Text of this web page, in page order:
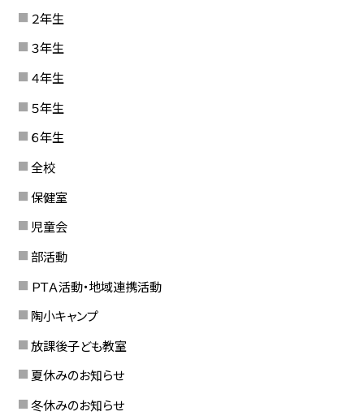
２年生
３年生
４年生
５年生
６年生
全校
保健室
児童会
部活動
ＰＴＡ活動・地域連携活動
陶小キャンプ
放課後子ども教室
夏休みのお知らせ
冬休みのお知らせ